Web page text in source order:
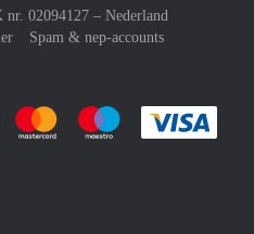
02094127 – Nederland
Spam & nep-accounts
Je rekent gemakkelijk af met Paypal
Je rekent gemakkelijk af met
Je rekent